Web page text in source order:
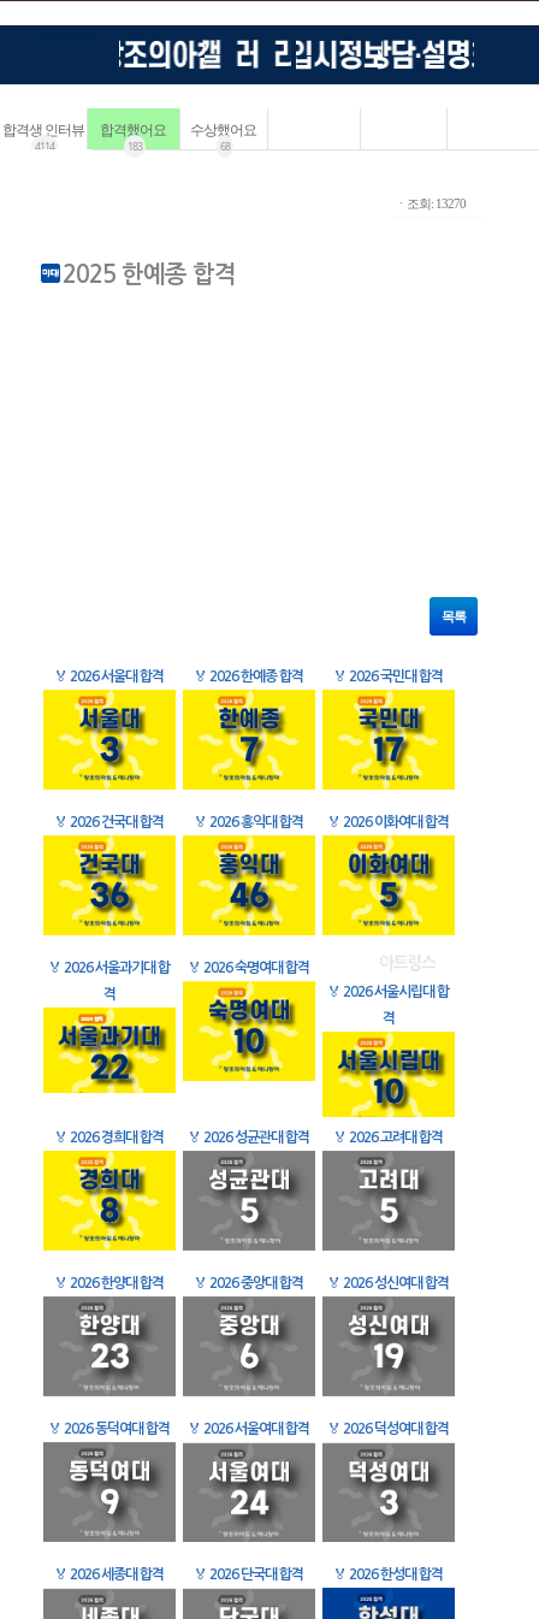
합격생 인터뷰
4114
합격했어요
183
수상했어요
68
ㆍ조회: 13270
2025 한예종 합격
목록
🏅 2026 서울대 합격 🏅 2026 한예종 합격 🏅 2026 국민대 합격
🏅 2026 건국대 합격 🏅 2026 홍익대 합격 🏅 2026 이화여대 합격
🏅 2026 서울과기대 합
격
🏅 2026 숙명여대 합격
🏅 2026 서울시립대 합
격
🏅 2026 경희대 합격 🏅 2026 성균관대 합격 🏅 2026 고려대 합격
🏅 2026 한양대 합격 🏅 2026 중앙대 합격 🏅 2026 성신여대 합격
🏅 2026 동덕여대 합격 🏅 2026 서울여대 합격 🏅 2026 덕성여대 합격
🏅 2026 세종대 합격 🏅 2026 단국대 합격 🏅 2026 한성대 합격